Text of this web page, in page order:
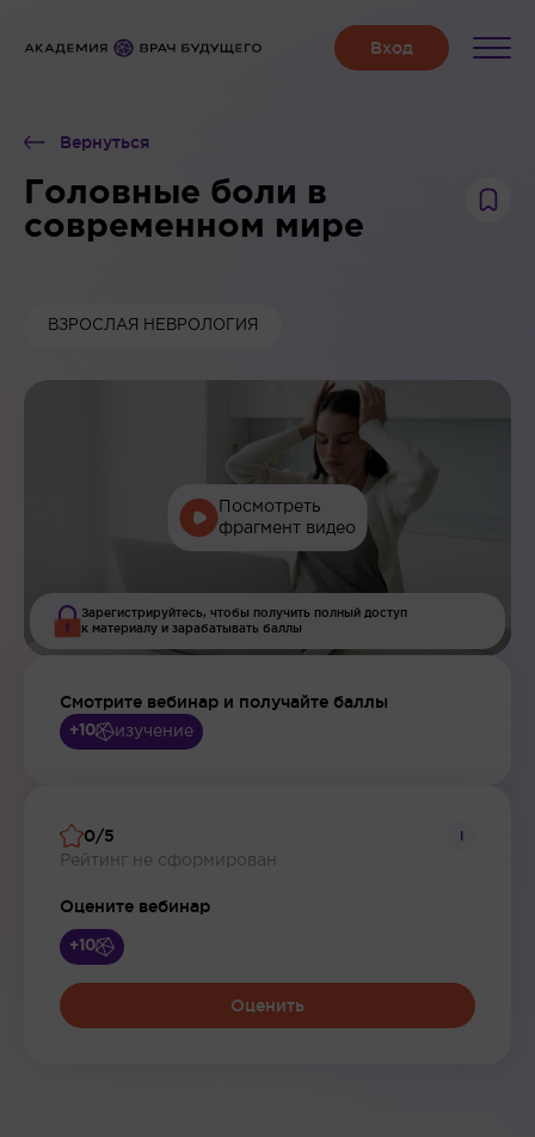
Вернуться
Головные боли в
современном мире
ВЗРОСЛАЯ НЕВРОЛОГИЯ
Посмотреть
фрагмент видео
Зарегистрируйтесь, чтобы получить полный доступ
к материалу и зарабатывать баллы
Смотрите вебинар и получайте баллы
+10 изучение
0/5
Рейтинг не сформирован
i
Оцените вебинар
+10
Оценить